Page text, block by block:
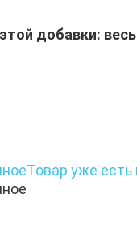
добавки:
Товар уже есть